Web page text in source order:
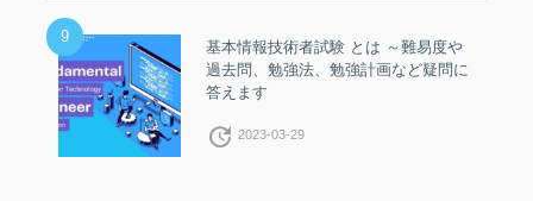
9
基本情報技術者試験 とは ～難易度や
過去問、勉強法、勉強計画など疑問に
答えます
update 2023-03-29